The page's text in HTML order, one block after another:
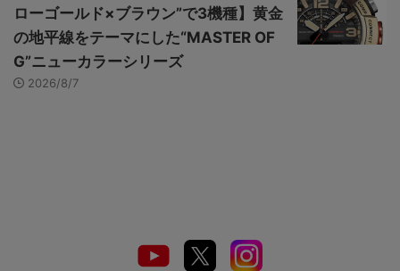
ローゴールド×ブラウン”で3機種】黄金
の地平線をテーマにした“MASTER OF
G”ニューカラーシリーズ
2026/8/7